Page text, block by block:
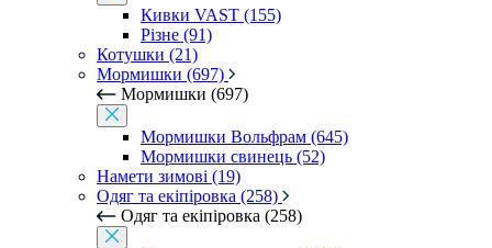
Кивки VAST (155)
Різне (91)
Котушки (21)
Мормишки (697)
Мормишки (697)
Мормишки Вольфрам (645)
Мормишки свинець (52)
Намети зимові (19)
Одяг та екіпіровка (258)
Одяг та екіпіровка (258)